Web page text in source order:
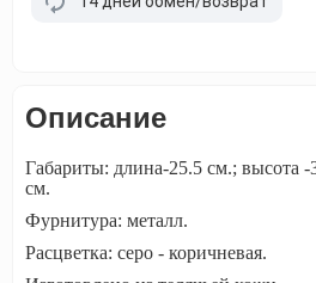
Описание
Габариты: длина-25.5 см.; высота
см.
Фурнитура: металл.
Расцветка: серо - коричневая.